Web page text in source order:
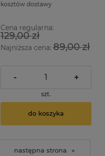
kosztów dostawy
Cena regularna:
129,00 zł
Najniższa cena:89,00 zł
- +
szt.
do koszyka
»